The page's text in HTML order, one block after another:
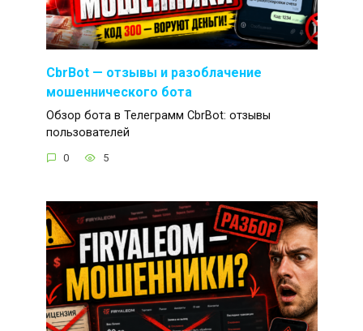
CbrBot — отзывы и разоблачение
мошеннического бота
Обзор бота в Телеграмм CbrBot: отзывы
пользователей
0 5